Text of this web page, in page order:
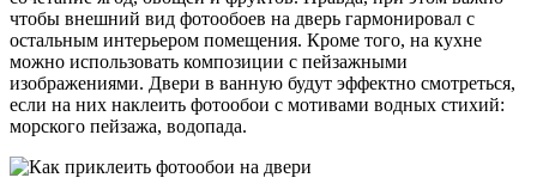
чтобы внешний вид фотообоев на дверь гармонировал с
остальным интерьером помещения. Кроме того, на кухне
можно использовать композиции с пейзажными
изображениями. Двери в ванную будут эффектно смотреться,
если на них наклеить фотообои с мотивами водных стихий:
морского пейзажа, водопада.